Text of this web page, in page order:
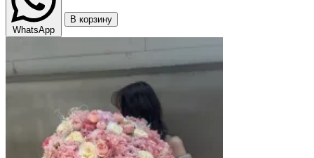
WhatsApp
В корзину